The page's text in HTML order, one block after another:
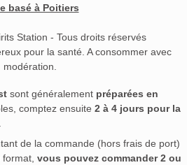
basé à Poitiers
Station - Tous droits réservés
pour la santé. A consommer avec
modération.
sont généralement préparées en
comptez ensuite 2 à 4 jours pour la
de la commande (hors frais de port)
format, vous pouvez commander 2 ou